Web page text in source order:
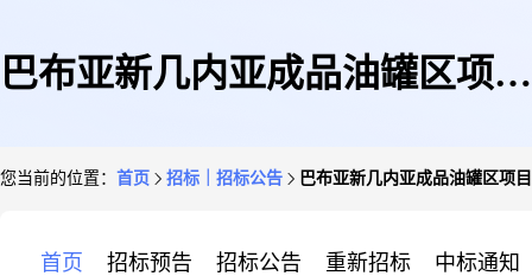
巴布亚新几内亚成品油罐区项目
您当前的位置： 首页 招标｜招标公告 巴布亚新几内亚成品油罐区项
首页 招标预告 招标公告 重新招标 中标通知